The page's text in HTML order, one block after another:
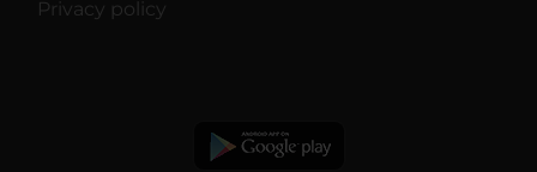
Privacy policy